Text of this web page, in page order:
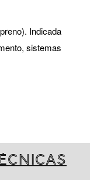
Indicada
sistemas